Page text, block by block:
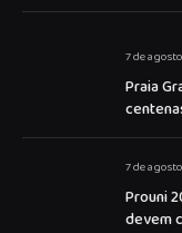
7 de
Praia
7 de
Prouni
devem